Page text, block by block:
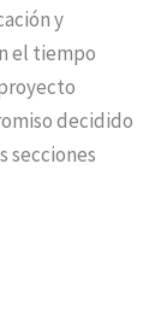
y
el tiempo
decidido
secciones